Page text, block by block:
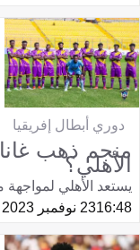
دوري أبطال إفريقيا
منجم ذهب
الأهلي؟
يستعد الأهلي لمواجهة
16:4823 نوفمبر 2023